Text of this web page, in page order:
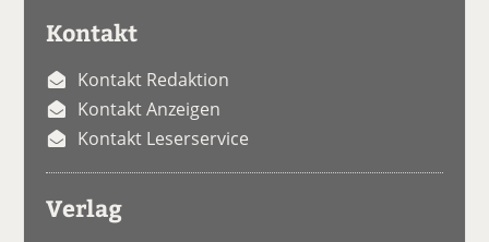
Kontakt
Kontakt Redaktion
Kontakt Anzeigen
Kontakt Leserservice
Verlag